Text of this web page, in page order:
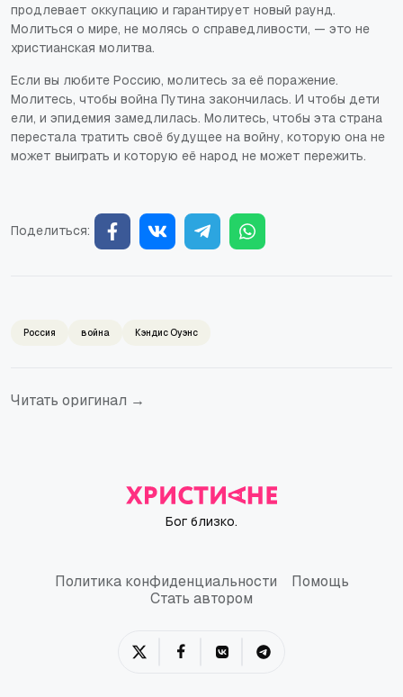
продлевает оккупацию и гарантирует новый раунд.
Молиться о мире, не молясь о справедливости, — это не
христианская молитва.
Если вы любите Россию, молитесь за её поражение.
Молитесь, чтобы война Путина закончилась. И чтобы дети
ели, и эпидемия замедлилась. Молитесь, чтобы эта страна
перестала тратить своё будущее на войну, которую она не
может выиграть и которую её народ не может пережить.
Поделиться:
Россия война Кэндис Оуэнс
Читать оригинал →
Бог близко.
Политика конфиденциальности
Политика конфиденциальности
Помощь
Стать автором